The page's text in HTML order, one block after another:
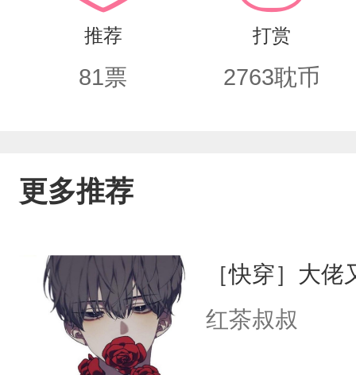
推荐
81票
打赏
2763耽币
更多推荐
［快穿］大
红茶叔叔